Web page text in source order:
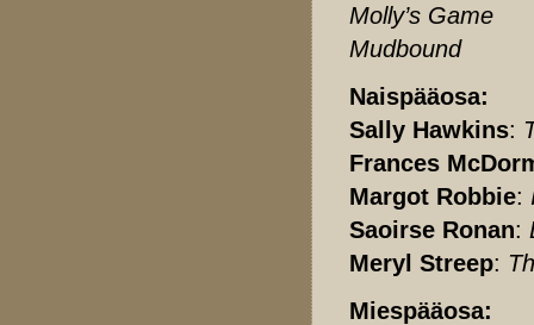
Molly’s Game
Mudbound
Naispääosa:
Sally Hawkins:
Frances
Margot Robbie:
Saoirse Ronan:
Meryl Streep:
Miespääosa: